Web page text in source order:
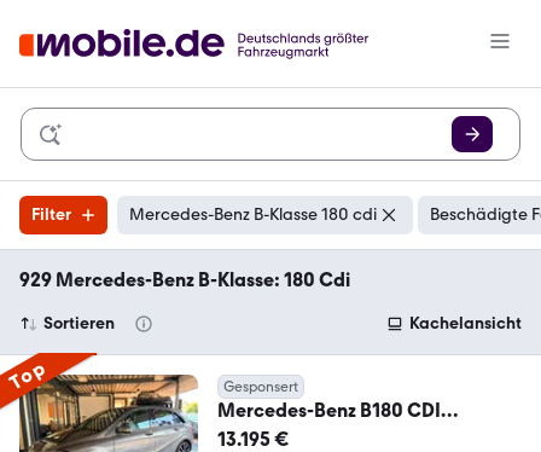
Filter Mercedes-Benz B-Klasse 180 cdi Beschädigte
929 Mercedes-Benz B-Klasse: 180 Cdi
Sortieren Kachelansicht
Top Gesponsert
Mercedes-Benz B180 CDI
Navi/Automatik/Urban
13.195 €